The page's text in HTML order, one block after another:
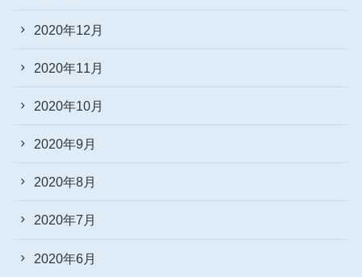
2020年12月
2020年11月
2020年10月
2020年9月
2020年8月
2020年7月
2020年6月